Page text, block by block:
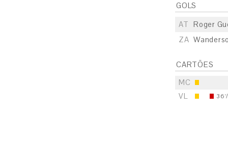
GOLS
AT Roger
ZA
CARTÕES
MC
VL